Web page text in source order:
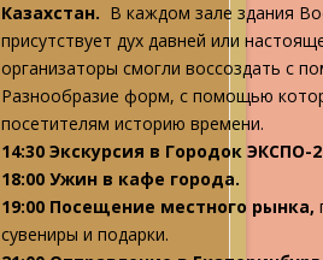
Казахстан. В каждом зале здания
присутствует дух давней или
организаторы смогли воссоздать с
Разнообразие форм, с помощью
посетителям историю времени.
14:30 Экскурсия в Городок ЭКСПО-
18:00 Ужин в кафе города.
19:00 Посещение местного рынка,
сувениры и подарки.